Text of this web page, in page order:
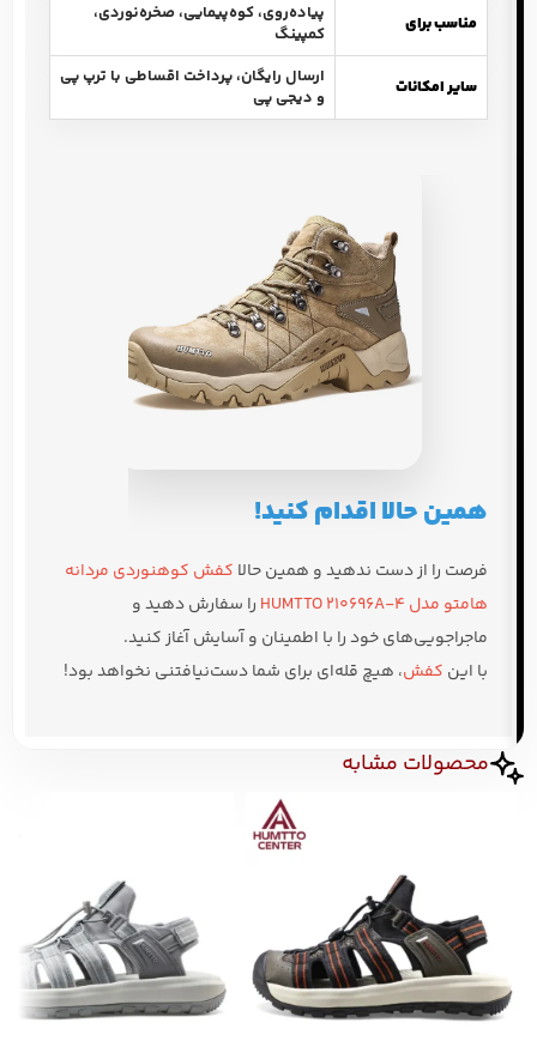
مناسب برای
پیاده‌روی، کوه‌پیمایی، صخره‌نوردی،
کمپینگ
سایر امکانات
ارسال رایگان، پرداخت اقساطی با ترپ پی
و دیجی پی
همین حالا اقدام کنید!
فرصت را از دست ندهید و همین حالا کفش کوهنوردی مردانه
هامتو مدل HUMTTO 210696A-4
را سفارش دهید و
ماجراجویی‌های خود را با اطمینان و آسایش آغاز کنید.
با این کفش، هیچ قله‌ای برای شما دست‌نیافتنی نخواهد بود!
محصولات مشابه